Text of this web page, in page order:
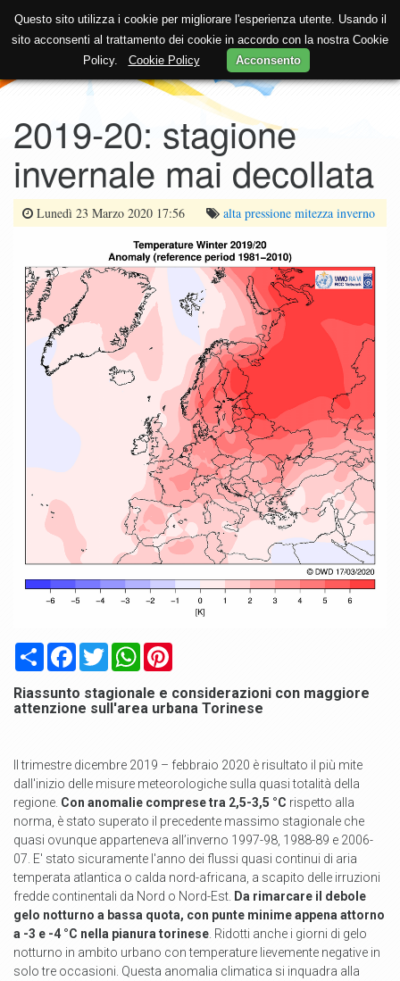
2019-20: stagione
invernale mai decollata
Lunedì 23 Marzo 2020 17:56 alta pressione mitezza inverno
CondividiFacebook
TwitterWhatsApp
Riassunto stagionale e considerazioni con maggiore
attenzione sull'area urbana Torinese
Il trimestre dicembre 2019 – febbraio 2020 è risultato il più mite
dall'inizio delle misure meteorologiche sulla quasi totalità della
regione. Con anomalie comprese tra 2,5-3,5 °C rispetto alla
norma, è stato superato il precedente massimo stagionale che
quasi ovunque apparteneva all’inverno 1997-98, 1988-89 e 2006-
07. E' stato sicuramente l'anno dei flussi quasi continui di aria
temperata atlantica o calda nord-africana, a scapito delle irruzioni
fredde continentali da Nord o Nord-Est. Da rimarcare il debole
gelo notturno a bassa quota, con punte minime appena attorno
a -3 e -4 °C nella pianura torinese . Ridotti anche i giorni di gelo
notturno in ambito urbano con temperature lievemente negative in
solo tre occasioni. Questa anomalia climatica si inquadra alla
Questo sito utilizza i cookie per migliorare l'esperienza utente. Usando il
sito acconsenti al trattamento dei cookie in accordo con la nostra Cookie
Policy. Cookie Policy Acconsento